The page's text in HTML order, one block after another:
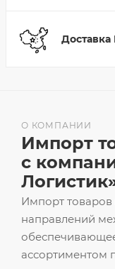
Доставка
Импорт
направлений
ассортиментом
О КОМПАНИИ
Импорт
с